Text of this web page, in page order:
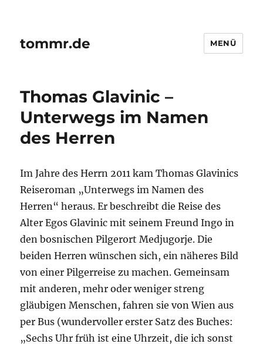
tommr.de MENÜ
Thomas Glavinic –
Unterwegs im Namen
des Herren
Im Jahre des Herrn 2011 kam Thomas Glavinics
Reiseroman „Unterwegs im Namen des
Herren“ heraus. Er beschreibt die Reise des
Alter Egos Glavinic mit seinem Freund Ingo in
den bosnischen Pilgerort Medjugorje. Die
beiden Herren wünschen sich, ein näheres Bild
von einer Pilgerreise zu machen. Gemeinsam
mit anderen, mehr oder weniger streng
gläubigen Menschen, fahren sie von Wien aus
per Bus (wundervoller erster Satz des Buches:
„Sechs Uhr früh ist eine Uhrzeit, die ich sonst